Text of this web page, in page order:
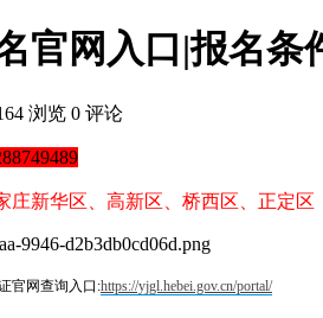
官网入口|报名条
浏览 0 评论
庄新华区、高新区、桥西区、正定
官网查询入口:https://yjgl.hebei.gov.cn/portal/